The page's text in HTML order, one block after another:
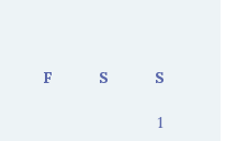
F S S
1